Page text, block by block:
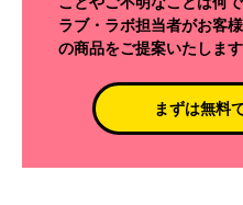
ラブ・ラボ担当者がお客
の商品をご提案いたします
まずは無料